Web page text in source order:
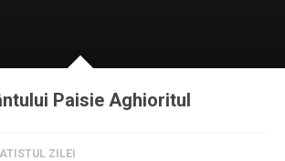
Paisie Aghioritul
ZILEI